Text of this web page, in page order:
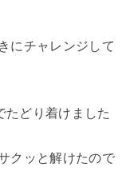
にチャレンジして
どり着けました
クッと解けたので